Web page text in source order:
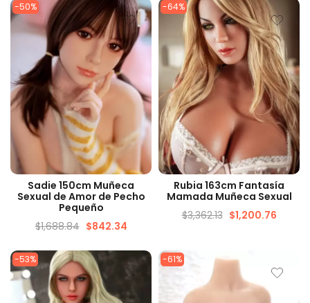
-50%
VISTA RÁPIDA
Sadie 150cm Muñeca
Sexual de Amor de Pecho
Pequeño
$1,688.84 $842.34
-64%
VISTA RÁPIDA
Rubia 163cm Fantasía
Mamada Muñeca Sexual
$3,362.13 $1,200.76
-53% -61%